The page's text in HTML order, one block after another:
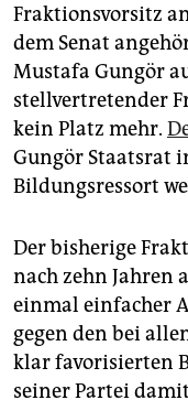
Fraktionsvorsitz
dem Senat
Mustafa Gungör
stellvertretender
kein Platz mehr.
Gungör Staatsrat
Bildungsressort
Der bisherige
nach zehn Jahren
einmal einfacher
gegen den bei
klar favorisierten
seiner Partei